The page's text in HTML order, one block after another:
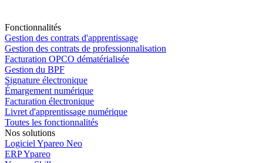
Fonctionnalités
Gestion des contrats d'apprentissage
Gestion des contrats de professionnalisation
Facturation OPCO dématérialisée
Gestion du BPF
Signature électronique
Émargement numérique
Facturation électronique
Livret d'apprentissage numérique
Toutes les fonctionnalités
Nos solutions
Logiciel Ypareo Neo
ERP Ypareo